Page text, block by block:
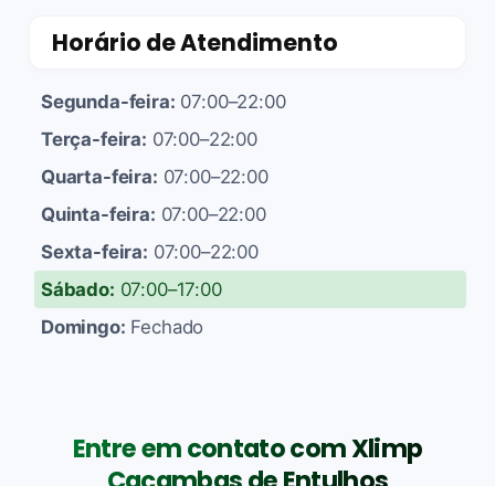
Horário de Atendimento
Segunda-feira: 07:00–22:00
Terça-feira: 07:00–22:00
Quarta-feira: 07:00–22:00
Quinta-feira: 07:00–22:00
Sexta-feira: 07:00–22:00
Sábado: 07:00–17:00
Domingo: Fechado
Entre em contato com Xlimp